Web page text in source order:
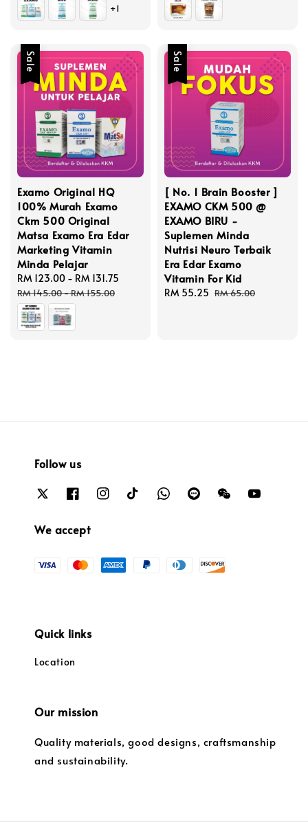
+1
Sale
Examo Original HQ
100% Murah Examo
Ckm 500 Original
Matsa Examo Era Edar
Marketing Vitamin
Minda Pelajar
Sale
price
RM 123.00 - RM 131.75
RM 145.00-RM 155.00
Sale
[ No. 1 Brain Booster ]
EXAMO CKM 500 @
EXAMO BIRU -
Suplemen Minda
Nutrisi Neuro Terbaik
Era Edar Examo
Vitamin For Kid
Sale
RM 55.25 Regular
RM 65.00
Follow us
We accept
Quick links
Location
Our mission
Quality materials, good designs, craftsmanship
and sustainability.